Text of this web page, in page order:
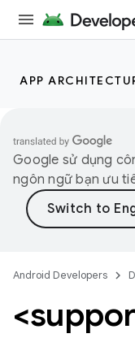
APP
Google sử dụng
ngôn ngữ bạn ưu
Android Developers